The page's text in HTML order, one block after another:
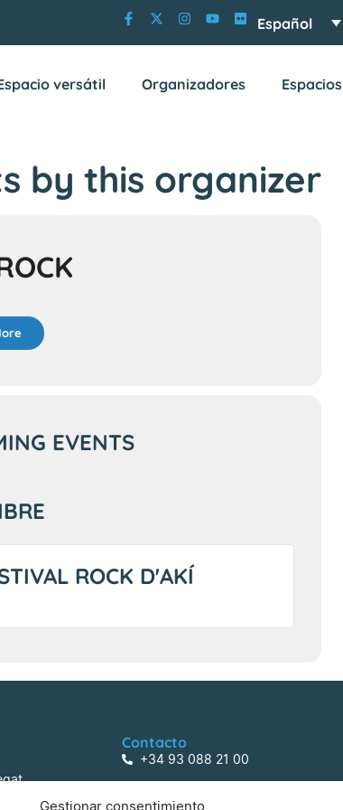
Gestionar consentimiento
Español
versátil Organizadores Espacios
by this organizer
EVENTS
ROCK D'AKÍ
Contacto
+34 93 088 21 00